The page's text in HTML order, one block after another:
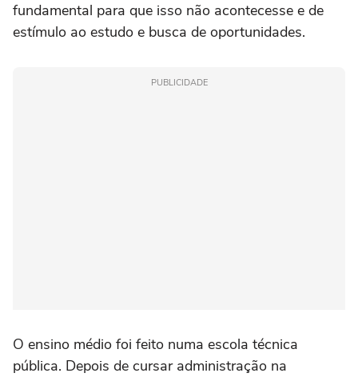
fundamental para que isso não acontecesse e de
estímulo ao estudo e busca de oportunidades.
PUBLICIDADE
O ensino médio foi feito numa escola técnica
pública. Depois de cursar administração na